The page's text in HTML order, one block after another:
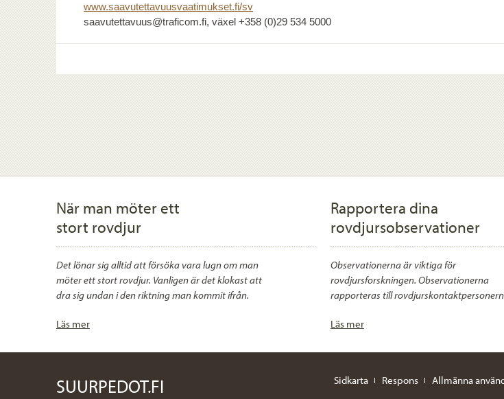
www.saavutettavuusvaatimukset.fi/sv
saavutettavuus@traficom.fi, växel +358 (0)29 534 5000
När man möter ett
stort rovdjur
Det lönar sig alltid att försöka vara lugn om man
möter ett stort rovdjur. Vanligen är det klokast att
dra sig undan i den riktning man kommit ifrån.
Läs mer
Rapportera dina
rovdjursobservationer
Observationerna är viktiga för
rovdjursforskningen. Observationerna
rapporteras till
Läs mer
SUURPEDOT.FI Sidkarta Respons Allmänna